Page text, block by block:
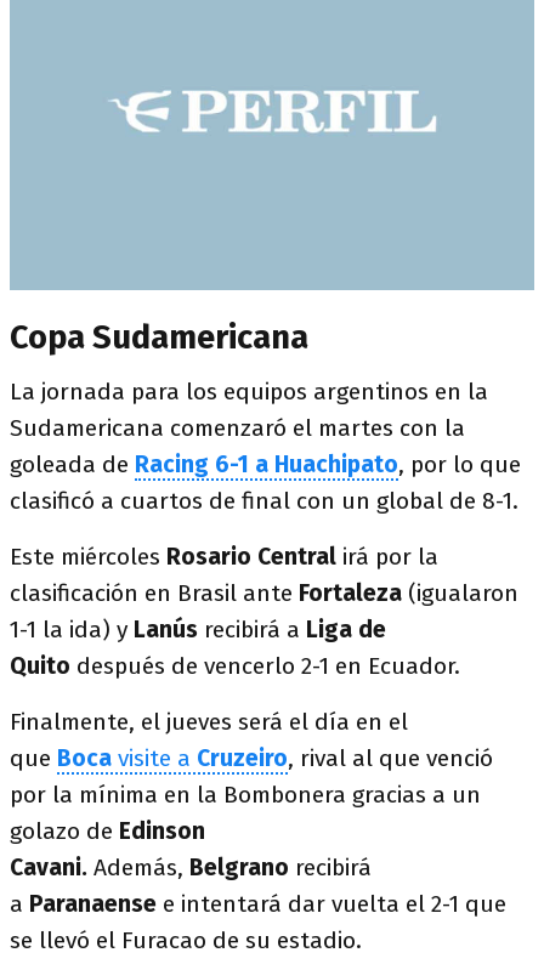
Copa Sudamericana
La jornada para los equipos argentinos en la
Sudamericana comenzaró el martes con la
goleada de Racing 6-1 a Huachipato, por lo que
clasificó a cuartos de final con un global de 8-1.
Este miércoles Rosario Central irá por la
clasificación en Brasil ante Fortaleza (igualaron
1-1 la ida) y Lanús recibirá a Liga de
Quito después de vencerlo 2-1 en Ecuador.
Finalmente, el jueves será el día en el
que Boca visite a Cruzeiro, rival al que venció
por la mínima en la Bombonera gracias a un
golazo de Edinson
Cavani. Además, Belgrano recibirá
a Paranaense e intentará dar vuelta el 2-1 que
se llevó el Furacao de su estadio.